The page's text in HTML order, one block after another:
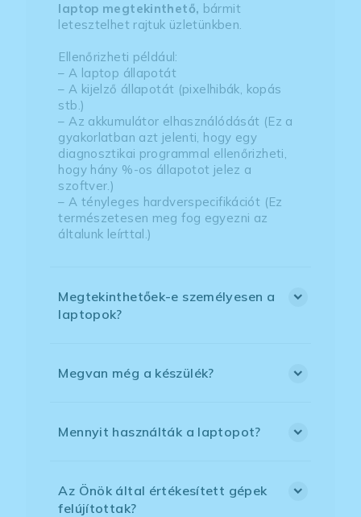
laptop megtekinthető, bármit
letesztelhet rajtuk üzletünkben.
Ellenőrizheti például:
– A laptop állapotát
– A kijelző állapotát (pixelhibák, kopás
stb.)
– Az akkumulátor elhasználódását (Ez a
gyakorlatban azt jelenti, hogy egy
diagnosztikai programmal ellenőrizheti,
hogy hány %-os állapotot jelez a
szoftver.)
– A tényleges hardverspecifikációt (Ez
természetesen meg fog egyezni az
általunk leírttal.)
Megtekinthetőek-e személyesen a
laptopok?
Megvan még a készülék?
Mennyit használták a laptopot?
Az Önök által értékesített gépek
felújítottak?